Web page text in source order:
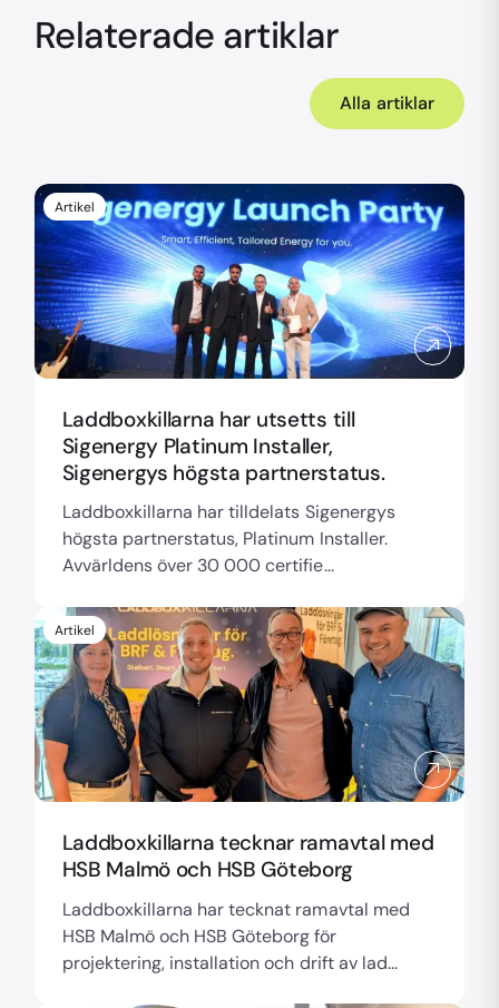
Relaterade artiklar
Alla artiklar
Artikel
Laddboxkillarna har utsetts till
Sigenergy Platinum Installer,
Sigenergys högsta partnerstatus.
Laddboxkillarna har tilldelats Sigenergys
högsta partnerstatus, Platinum Installer.
Avvärldens över 30 000 certifie...
Artikel
Laddboxkillarna tecknar ramavtal med
HSB Malmö och HSB Göteborg
Laddboxkillarna har tecknat ramavtal med
HSB Malmö och HSB Göteborg för
projektering, installation och drift av lad...